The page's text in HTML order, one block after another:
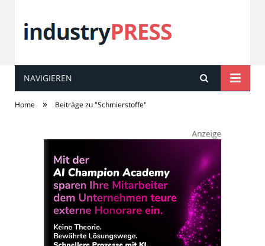
industryPRESS
NAVIGIEREN
Home » Beiträge zu "Schmierstoffe"